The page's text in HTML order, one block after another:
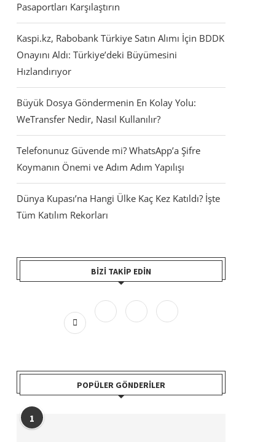
Pasaportları Karşılaştırın
Kaspi.kz, Rabobank Türkiye Satın Alımı İçin BDDK
Onayını Aldı: Türkiye’deki Büyümesini
Hızlandırıyor
Büyük Dosya Göndermenin En Kolay Yolu:
WeTransfer Nedir, Nasıl Kullanılır?
Telefonunuz Güvende mi? WhatsApp’a Şifre
Koymanın Önemi ve Adım Adım Yapılışı
Dünya Kupası’na Hangi Ülke Kaç Kez Katıldı? İşte
Tüm Katılım Rekorları
BIZI TAKIP EDIN
POPÜLER GÖNDERILER
1